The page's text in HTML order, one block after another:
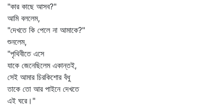
"কার কাছে আসব?"
আমি বললেম,
"দেখতে কি পেলে না আমাকে?"
শুনলেম,
"পৃথিবীতে এসে
যাকে জেনেছিলেম একান্তই,
সেই আমার চিরকিশোর বঁধু
তাকে তো আর পাইনে দেখতে
এই ঘরে।"